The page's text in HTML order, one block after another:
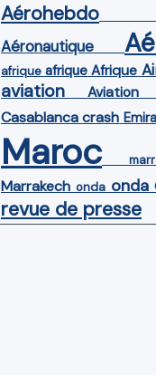
Aérohebdo
Aéronautique
afrique afrique Afrique
aviation Aviation
Casablanca crash
Maroc
Marrakech onda onda
revue de presse